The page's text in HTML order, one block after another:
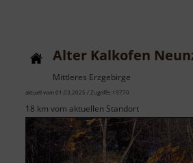
Alter Kalkofen
Mittleres Erzgebirge
aktuell vom 01.03.2025 / Zugriffe: 19770
18 km vom aktuellen Standort